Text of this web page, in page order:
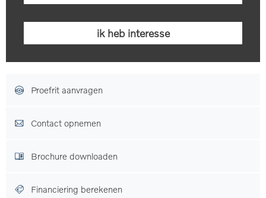
Proefrit aanvragen
Contact opnemen
Brochure downloaden
Financiering berekenen